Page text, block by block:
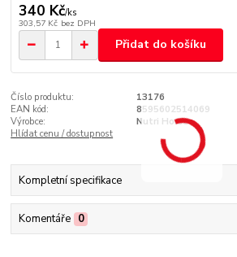
340 Kč/ks
303,57 Kč bez DPH
Přidat do košíku
Číslo produktu:
13176
EAN kód:
8595602514069
Výrobce:
Nutri Horse
Hlídat cenu / dostupnost
Kompletní specifikace
Komentáře 0